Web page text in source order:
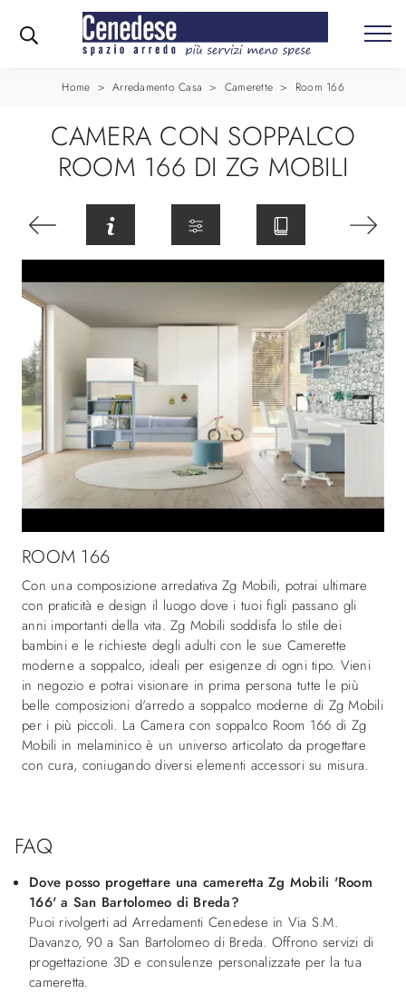
Home > Arredamento Casa > Camerette > Room 166
CAMERA CON SOPPALCO
ROOM 166 DI ZG MOBILI
ROOM 166
Con una composizione arredativa Zg Mobili, potrai ultimare
con praticità e design il luogo dove i tuoi figli passano gli
anni importanti della vita. Zg Mobili soddisfa lo stile dei
bambini e le richieste degli adulti con le sue Camerette
moderne a soppalco, ideali per esigenze di ogni tipo. Vieni
in negozio e potrai visionare in prima persona tutte le più
belle composizioni d'arredo a soppalco moderne di Zg Mobili
per i più piccoli. La Camera con soppalco Room 166 di Zg
Mobili in melaminico è un universo articolato da progettare
con cura, coniugando diversi elementi accessori su misura.
FAQ
Dove posso progettare una cameretta Zg Mobili 'Room
166' a San Bartolomeo di Breda?
Puoi rivolgerti ad Arredamenti Cenedese in Via S.M.
Davanzo, 90 a San Bartolomeo di Breda. Offrono servizi di
progettazione 3D e consulenze personalizzate per la tua
cameretta.